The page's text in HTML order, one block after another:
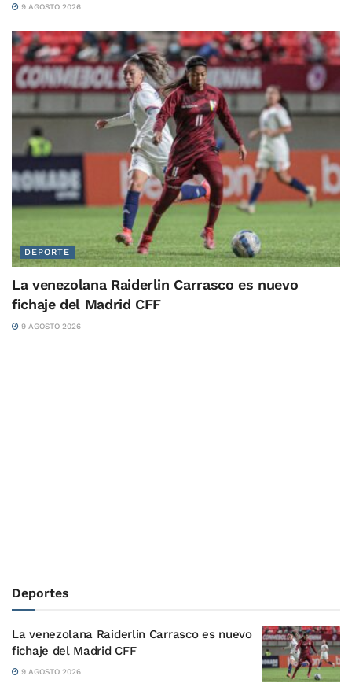
9 AGOSTO 2026
DEPORTE
La venezolana Raiderlin Carrasco es nuevo
fichaje del Madrid CFF
9 AGOSTO 2026
Deportes
La venezolana Raiderlin Carrasco es nuevo
fichaje del Madrid CFF
9 AGOSTO 2026